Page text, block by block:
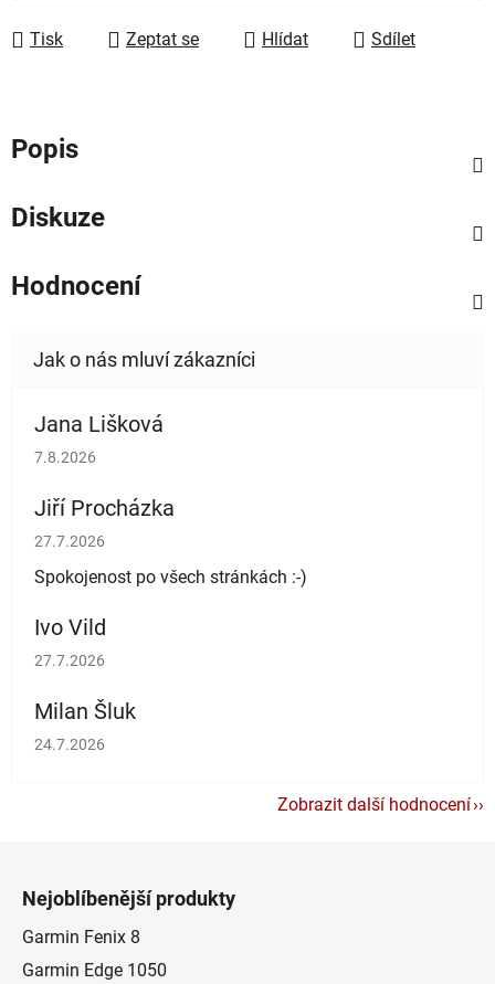
Tisk Zeptat se Hlídat Sdílet
Popis
Diskuze
Hodnocení
Jana Lišková
Hodnocení obchodu je 5 z 5 hvězdiček.
7.8.2026
Jiří Procházka
Hodnocení obchodu je 5 z 5 hvězdiček.
27.7.2026
Spokojenost po všech stránkách :-)
Ivo Vild
Hodnocení obchodu je 5 z 5 hvězdiček.
27.7.2026
Milan Šluk
Hodnocení obchodu je 5 z 5 hvězdiček.
24.7.2026
Zobrazit další hodnocení
Nejoblíbenější produkty
Garmin Fenix 8
Garmin Edge 1050